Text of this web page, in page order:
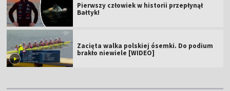
Pierwszy człowiek w historii przepłynął
Bałtyk!
Zacięta walka polskiej ósemki. Do podium
brakło niewiele [WIDEO]